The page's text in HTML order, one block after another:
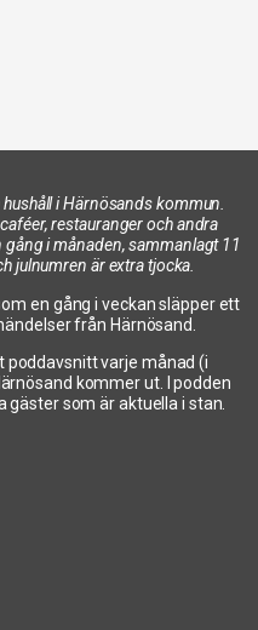
i Härnösands kommun.
restauranger och andra
i månaden, sammanlagt 11
julnumren är extra tjocka.
en gång i veckan släpper ett
från Härnösand.
poddavsnitt varje månad (i
kommer ut. I podden
som är aktuella i stan.